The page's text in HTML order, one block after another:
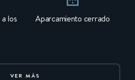
los
Aparcamiento cerrado
VER MÁS